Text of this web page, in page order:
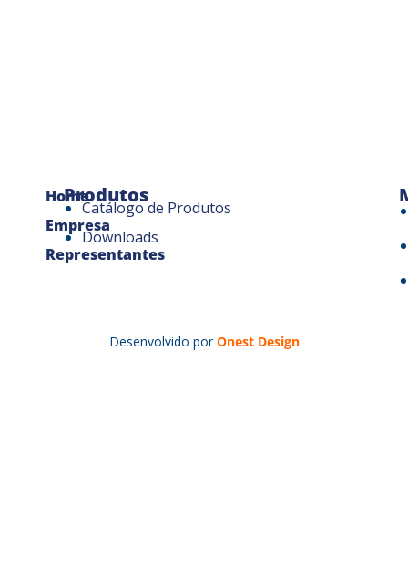
Home
Empresa
Representantes
Produtos
Catálogo de Produtos
Downloads
Desenvolvido por Onest Design